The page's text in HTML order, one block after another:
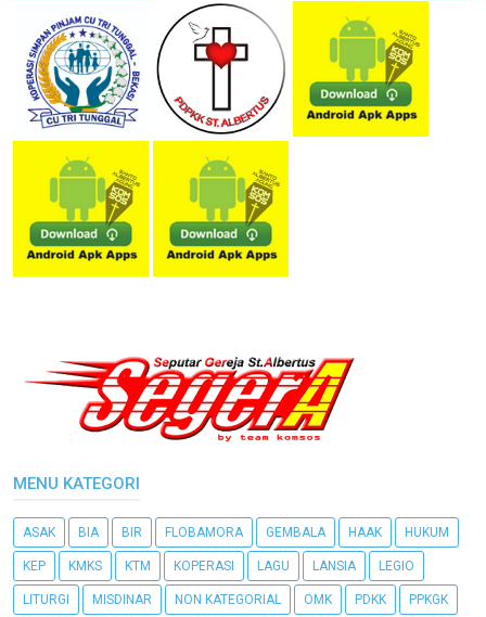
MENU KATEGORI
ASAK BIA BIR FLOBAMORA GEMBALA HAAK HUKUM
KEP KMKS KTM KOPERASI LAGU LANSIA LEGIO
LITURGI MISDINAR NON KATEGORIAL OMK PDKK PPKGK